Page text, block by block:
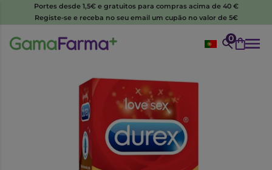
Portes desde 1,5€ e gratuitos para compras acima de 40 €
Registe-se e receba no seu email um cupão no valor de 5€
0